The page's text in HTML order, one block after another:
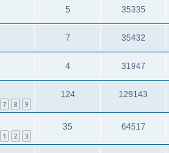
5 35335
7 35432
4 31947
7 8 9
124 129143
1 2 3
35 64517